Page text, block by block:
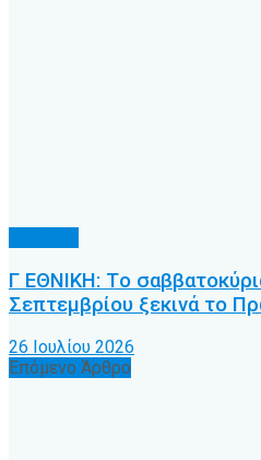
Γ ΕΘΝΙΚΗ: Tο
Σεπτεμβρίου ξεκινά το
26 Ιουλίου 2026
Επόμενο Άρθρο